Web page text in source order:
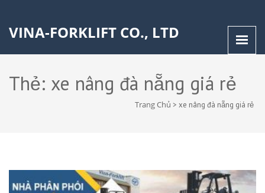
VINA-FORKLIFT CO., LTD
Thẻ: xe nâng đà nẵng giá rẻ
Trang Chủ > xe nâng đà nẵng giá rẻ